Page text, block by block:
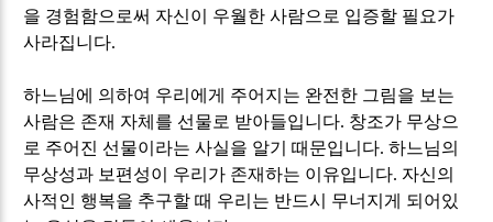
을 경험함으로써 자신이 우월한 사람으로 입증할 필요가
사라집니다.
하느님에 의하여 우리에게 주어지는 완전한 그림을 보는
사람은 존재 자체를 선물로 받아들입니다. 창조가 무상으
로 주어진 선물이라는 사실을 알기 때문입니다.하느님의
무상성과 보편성이 우리가 존재하는 이유입니다. 자신의
사적인 행복을 추구할 때 우리는 반드시 무너지게 되어있